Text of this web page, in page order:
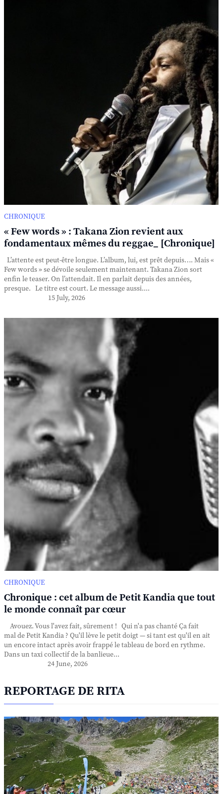
CHRONIQUE
« Few words » : Takana Zion revient aux
fondamentaux mêmes du reggae_ [Chronique]
L’attente est peut-être longue. L’album, lui, est prêt depuis…. Mais «
Few words » se dévoile seulement maintenant. Takana Zion sort
enfin le teaser. On l’attendait. Il en parlait depuis des années,
presque. Le titre est court. Le message aussi....
15 July, 2026
CHRONIQUE
Chronique : cet album de Petit Kandia que tout
le monde connaît par cœur
Avouez. Vous l'avez fait, sûrement ! Qui n'a pas chanté Ça fait
mal de Petit Kandia ? Qu'il lève le petit doigt — si tant est qu'il en ait
un encore intact après avoir frappé le tableau de bord en rythme.
Dans un taxi collectif de la banlieue...
24 June, 2026
REPORTAGE DE RITA